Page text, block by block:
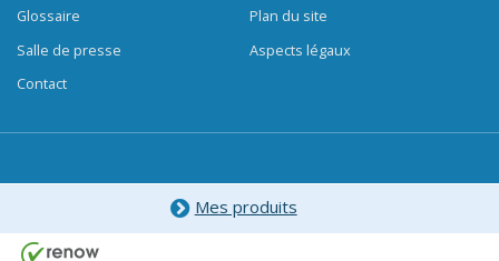
Glossaire
Salle de presse
Contact
Plan du site
Aspects légaux
Mes produits